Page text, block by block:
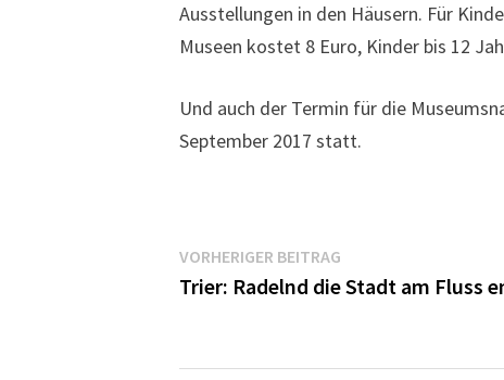
Ausstellungen in den Häusern. Für
Museen kostet 8 Euro, Kinder bis 12
Und auch der Termin für die
September 2017 statt.
Beitragsnavigation
VORHERIGER BEITRAG
Beitrag:
Trier: Radelnd die Stadt am Fluss